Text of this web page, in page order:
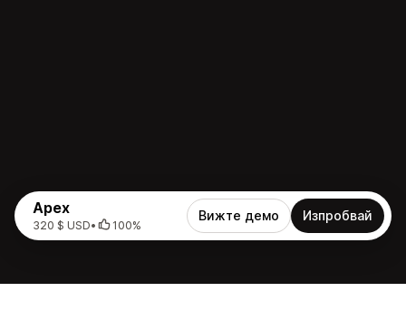
Apex
320 $ USD• 100%
Вижте демо Изпробвай